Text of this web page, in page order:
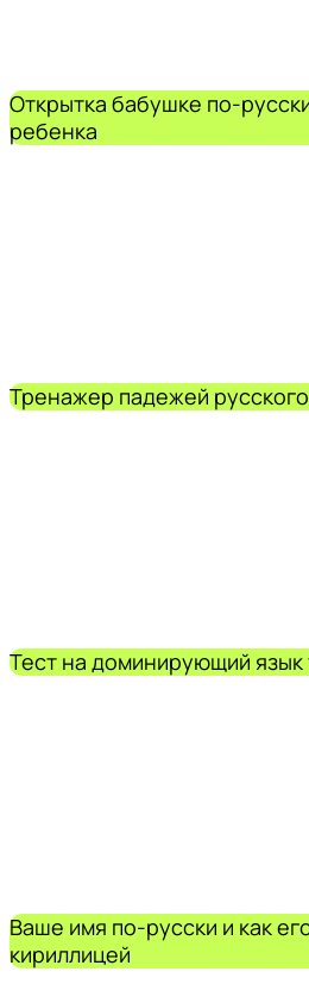
Открытка бабушке по-
ребенка
Тренажер падежей
Тест на доминирующий язык
Ваше имя по-русски и как
кириллицей